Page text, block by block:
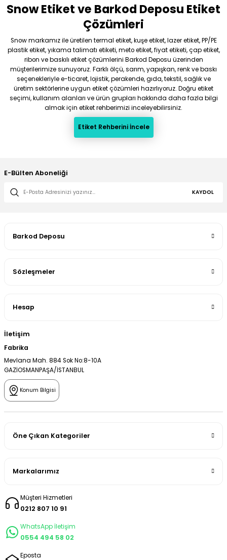
Gönder
Snow Etiket ve Barkod Deposu Etiket
Çözümleri
Snow markamız ile üretilen termal etiket, kuşe etiket, lazer etiket, PP/PE
plastik etiket, yıkama talimatı etiketi, meto etiket, fiyat etiketi, çap etiket,
ribon ve baskılı etiket çözümlerini Barkod Deposu üzerinden
müşterilerimize sunuyoruz. Farklı ölçü, sarım, yapışkan, renk ve baskı
seçenekleriyle e-ticaret, lojistik, perakende, gıda, tekstil, sağlık ve
üretim sektörlerine uygun etiket çözümleri hazırlıyoruz. Doğru etiket
seçimi, kullanım alanları ve ürün grupları hakkında daha fazla bilgi
almak için etiket rehberimizi inceleyebilirsiniz.
Etiket Rehberini İncele
E-Bülten Aboneliği
KAYDOL
Barkod Deposu
Sözleşmeler
Hesap
İletişim
Fabrika
Mevlana Mah. 884 Sok No:8-10A
GAZİOSMANPAŞA/İSTANBUL
Konum Bilgisi
Öne Çıkan Kategoriler
Markalarımız
Müşteri Hizmetleri
0212 807 10 91
WhatsApp İletişim
0554 494 58 02
Eposta